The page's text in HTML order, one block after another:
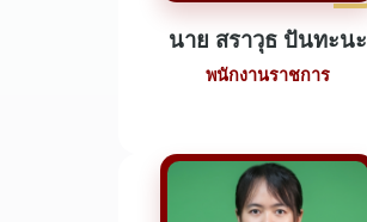
นาย สราวุธ ปันทะนะ
พนักงานราชการ